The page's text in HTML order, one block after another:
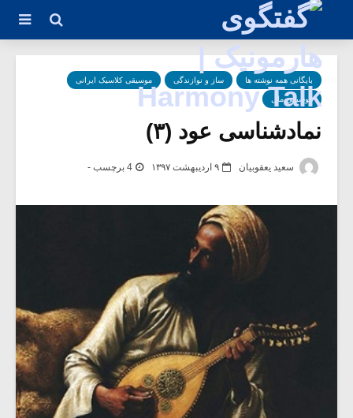
بایگانی همه نوشته ها ساز و نوازندگی موسیقی کلاسیک ایرانی
موسیقی ملل
نماد‌شناسی عود (۳)
سعید یعقوبیان ۹ اردیبهشت ۱۳۹۷ 4 برچسب -